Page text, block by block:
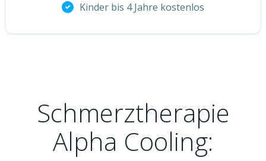
Kinder bis 4 Jahre kostenlos
Schmerztherapie
Alpha Cooling: